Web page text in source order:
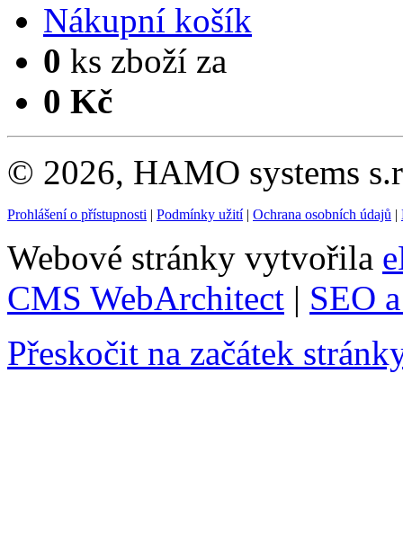
Nákupní košík
0 ks zboží za
0 Kč
© 2026, HAMO systems
Prohlášení o přístupnosti | Podmínky užití| Ochrana osobních údajů |
Webové stránky vytvořila
CMS WebArchitect | SEO
Přeskočit na začátek